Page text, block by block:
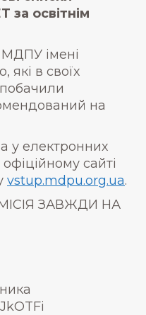
освітнім
МДПУ імені
які в своїх
на
у електронних
сайті
vstup.mdpu.org.ua.
ЗАВЖДИ НА